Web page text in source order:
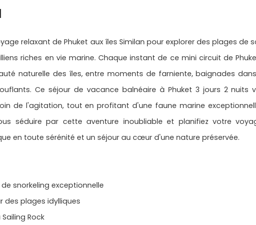
relaxant de Phuket aux îles Similan pour explorer des plages
riches en vie marine. Chaque instant de ce mini circuit de
naturelle des îles, entre moments de farniente, baignades
Ce séjour de vacance balnéaire à Phuket 3 jours 2
de l'agitation, tout en profitant d'une faune marine
séduire par cette aventure inoubliable et planifiez votre
en toute sérénité et un séjour au cœur d'une nature préservée.
de snorkeling exceptionnelle
des plages idylliques
Rock